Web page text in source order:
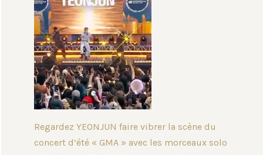
Regardez YEONJUN faire vibrer la scène du
concert d’été « GMA » avec les morceaux solo